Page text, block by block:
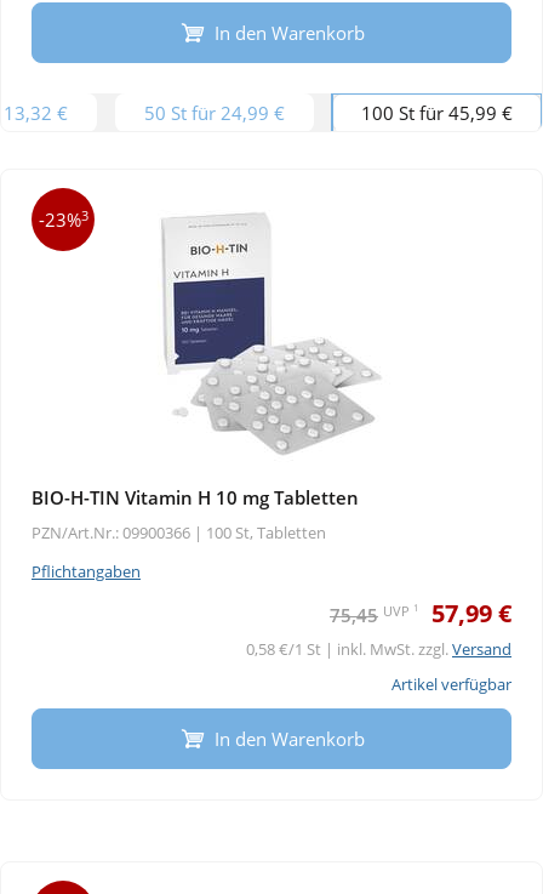
In den Warenkorb
€ 50 St für 24,99 € 100 St für 45,99 €
-23%3
BIO-H-TIN Vitamin H 10 mg Tabletten
PZN/Art.Nr.: 09900366 | 100 St, Tabletten
Pflichtangaben
75,45 UVP 1 57,99 €
0,58 €/1 St | inkl. MwSt. zzgl.Versand
Artikel verfügbar
In den Warenkorb